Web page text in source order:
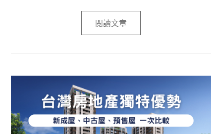
可替代的絕對優勢，助您在變動市場中精準佈局！
閱讀文章